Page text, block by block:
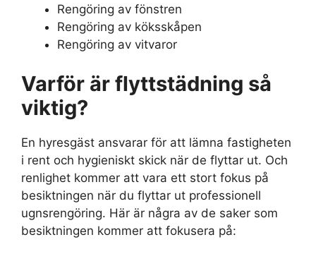
Rengöring av fönstren
Rengöring av köksskåpen
Rengöring av vitvaror
Varför är flyttstädning så
viktig?
En hyresgäst ansvarar för att lämna fastigheten
i rent och hygieniskt skick när de flyttar ut. Och
renlighet kommer att vara ett stort fokus på
besiktningen när du flyttar ut professionell
ugnsrengöring. Här är några av de saker som
besiktningen kommer att fokusera på: